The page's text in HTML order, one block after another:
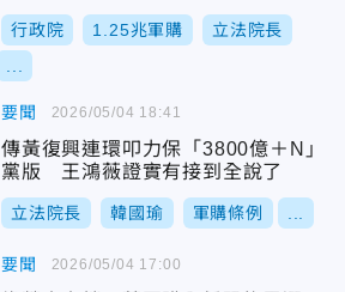
軍購案
行政院 1.25兆軍購 立法院長
要聞
傳黃復興連環叩力保「3800億＋N」
黨版 王鴻薇證實有接到全說了
立法院長 韓國瑜 軍購條例
2026/05/04 18:41
要聞 2026/05/04 17:00